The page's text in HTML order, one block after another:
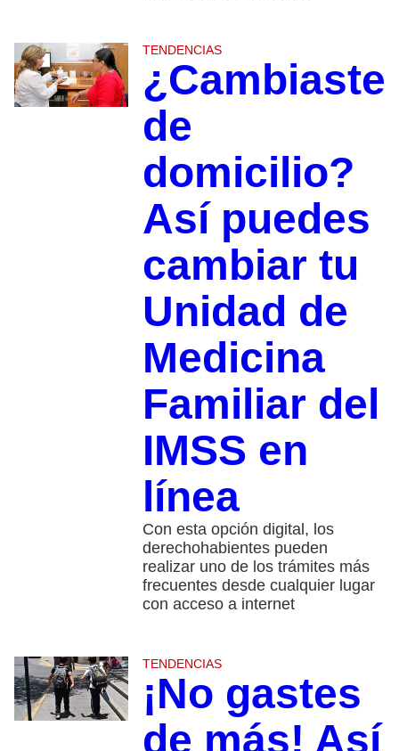
TENDENCIAS
¿Cambiaste
de
domicilio?
Así puedes
cambiar tu
Unidad de
Medicina
Familiar del
IMSS en
línea
Con esta opción digital, los
derechohabientes pueden
realizar uno de los trámites más
frecuentes desde cualquier lugar
con acceso a internet
TENDENCIAS
¡No gastes
de más! Así